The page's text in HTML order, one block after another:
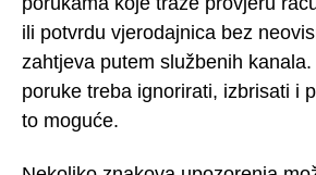
ili potvrdu vjerodajnica bez
zahtjeva putem službenih
poruke treba ignorirati, izbrisati i
to moguće.